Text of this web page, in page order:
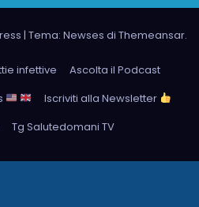
| Tema: Newses di Themeansar.
infettive
Ascolta il Podcast
Iscriviti alla Newsletter
Tg Salutedomani TV